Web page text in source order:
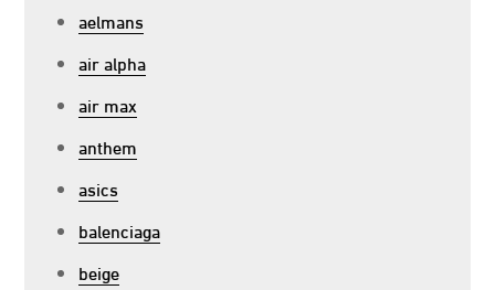
aelmans
air alpha
air max
anthem
asics
balenciaga
beige